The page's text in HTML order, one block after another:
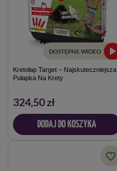
DOSTĘPNE WIDEO
Kretołap Target – Najskuteczniejsza
Pułapka Na Krety
324,50 zł
DODAJ DO KOSZYKA